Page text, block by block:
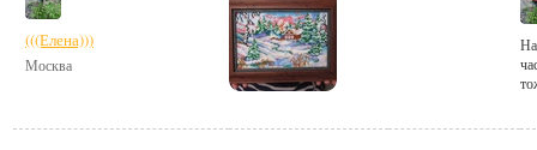
(((Елена)))
Москва